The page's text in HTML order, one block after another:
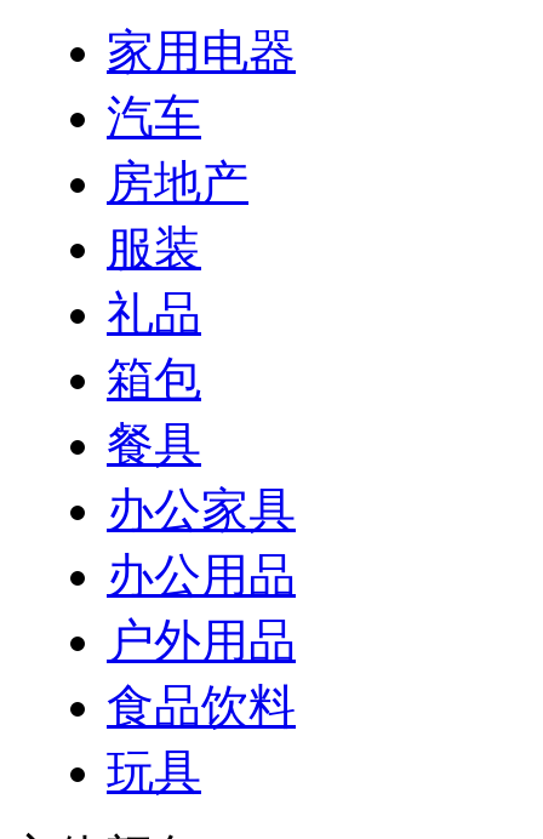
家用电器
汽车
房地产
服装
礼品
箱包
餐具
办公家具
办公用品
户外用品
食品饮料
玩具